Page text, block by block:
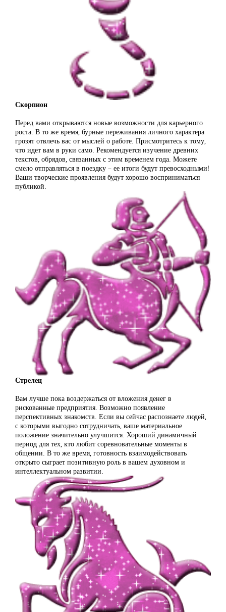
Скорпион
Перед вами открываются новые возможности для карьерного
роста. В то же время, бурные переживания личного характера
грозят отвлечь вас от мыслей о работе. Присмотритесь к тому,
что идет вам в руки само. Рекомендуется изучение древних
текстов, обрядов, связанных с этим временем года. Можете
смело отправляться в поездку – ее итоги будут превосходными!
Ваши творческие проявления будут хорошо восприниматься
публикой.
Стрелец
Вам лучше пока воздержаться от вложения денег в
рискованные предприятия. Возможно появление
перспективных знакомств. Если вы сейчас распознаете людей,
с которыми выгодно сотрудничать, ваше материальное
положение значительно улучшится. Хороший динамичный
период для тех, кто любит соревновательные моменты в
общении. В то же время, готовность взаимодействовать
открыто сыграет позитивную роль в вашем духовном и
интеллектуальном развитии.